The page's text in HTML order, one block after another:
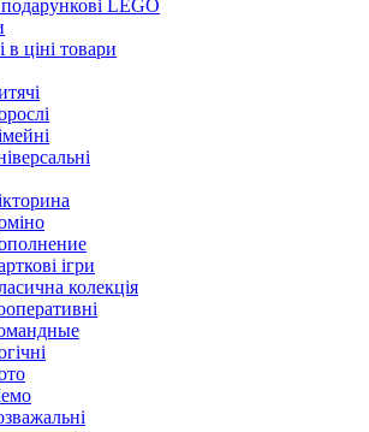
подарункові LEGO
в ціні товари
ігри
колекція